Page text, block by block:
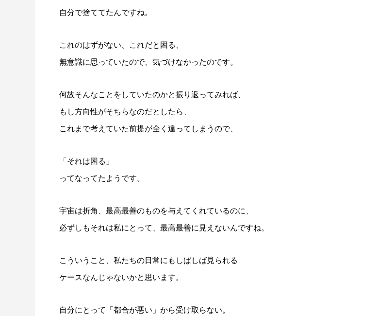
自分で捨ててたんですね。
これのはずがない、これだと困る、
無意識に思っていたので、気づけなかったのです。
何故そんなことをしていたのかと振り返ってみれば、
もし方向性がそちらなのだとしたら、
これまで考えていた前提が全く違ってしまうので、
「それは困る」
ってなってたようです。
宇宙は折角、最高最善のものを与えてくれているのに、
必ずしもそれは私にとって、最高最善に見えないんですね。
こういうこと、私たちの日常にもしばしば見られる
ケースなんじゃないかと思います。
自分にとって「都合が悪い」から受け取らない。